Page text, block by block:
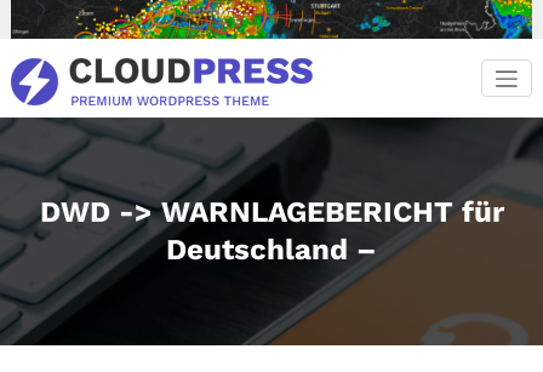
Inhalt
springen
DWD -> WARNLAGEBERICHT für
Deutschland –